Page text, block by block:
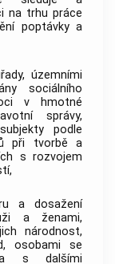
na trhu práce
poptávky a
územními
sociálního
v hmotné
správy,
podle
při tvorbě a
s rozvojem
a dosažení
a ženami,
národnost,
osobami se
a s dalšími